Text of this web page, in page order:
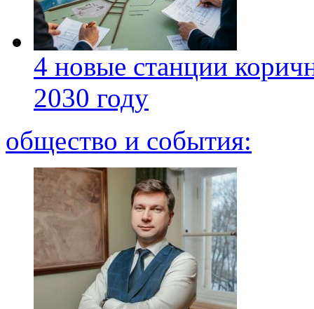
4 новые станции
2030 году
общество и события: